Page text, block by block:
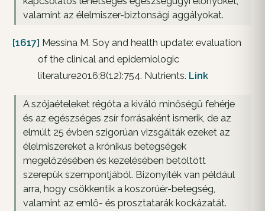
valamint az élelmiszer-biztonsági aggályokat.
[1617] Messina M. Soy and health update: evaluation
of the clinical and epidemiologic
literature2016;8(12):754. Nutrients. Link
A szójaételeket régóta a kiváló minőségű fehérje
és az egészséges zsír forrásaként ismerik, de az
elmúlt 25 évben szigorúan vizsgálták ezeket az
élelmiszereket a krónikus betegségek
megelőzésében és kezelésében betöltött
szerepük szempontjából. Bizonyíték van például
arra, hogy csökkentik a koszorúér-betegség,
valamint az emlő- és prosztatarák kockázatát.